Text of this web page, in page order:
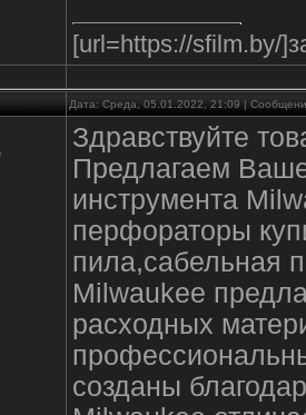
[url=https://sfilm.by/
Дата: Среда, 05.01.2022, 21:09 |
Здравствуйте
Предлагаем
инструмента
перфораторы
пила,сабельная
Milwaukee
расходных
созданы